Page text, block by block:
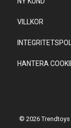
VILLKOR
HANTERA
© 2026 Trendtoys